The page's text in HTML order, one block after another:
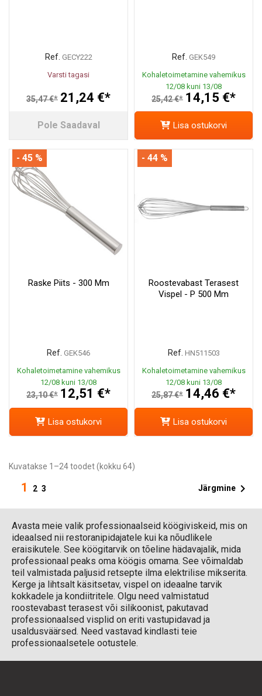
Ref. GECY222
Varsti tagasi
35,47 €* 21,24 €*
Pole Saadaval
Ref. GEK549
Kohaletoimetamine vahemikus
12/08 kuni 13/08
25,42 €* 14,15 €*
Lisa ostukorvi
Raske Piits - 300 Mm
Ref. GEK546
Kohaletoimetamine vahemikus
12/08 kuni 13/08
23,10 €* 12,51 €*
- 45 %
Lisa ostukorvi
Roostevabast Terasest
Vispel - P 500 Mm
Ref. HN511503
Kohaletoimetamine vahemikus
12/08 kuni 13/08
25,87 €* 14,46 €*
- 44 %
Lisa ostukorvi
Kuvatakse 1–24 toodet (kokku 64)
1 2 3 Järgmine 
Avasta meie valik professionaalseid köögiviskeid, mis on
ideaalsed nii restoranipidajatele kui ka nõudlikele
eraisikutele. See köögitarvik on tõeline hädavajalik, mida
professionaal peaks oma köögis omama. See võimaldab
teil valmistada paljusid retsepte ilma elektrilise mikserita.
Kerge ja lihtsalt käsitsetav, vispel on ideaalne tarvik
kokkadele ja kondiitritele. Olgu need valmistatud
roostevabast terasest või silikoonist, pakutavad
professionaalsed visplid on eriti vastupidavad ja
usaldusväärsed. Need vastavad kindlasti teie
professionaalsetele ootustele.